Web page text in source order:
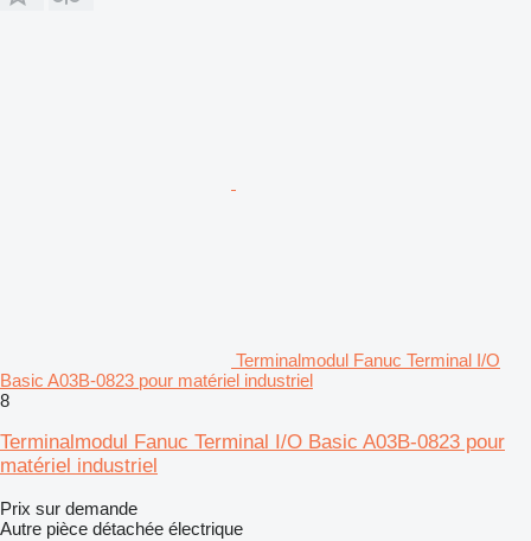
Terminalmodul Fanuc Terminal I/O
Basic A03B-0823 pour matériel industriel
8
Terminalmodul Fanuc Terminal I/O Basic A03B-0823 pour
matériel industriel
Prix sur demande
Autre pièce détachée électrique